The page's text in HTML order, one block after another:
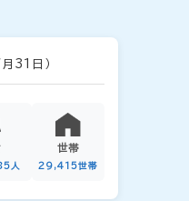
31日）
人
世帯
29,415世帯